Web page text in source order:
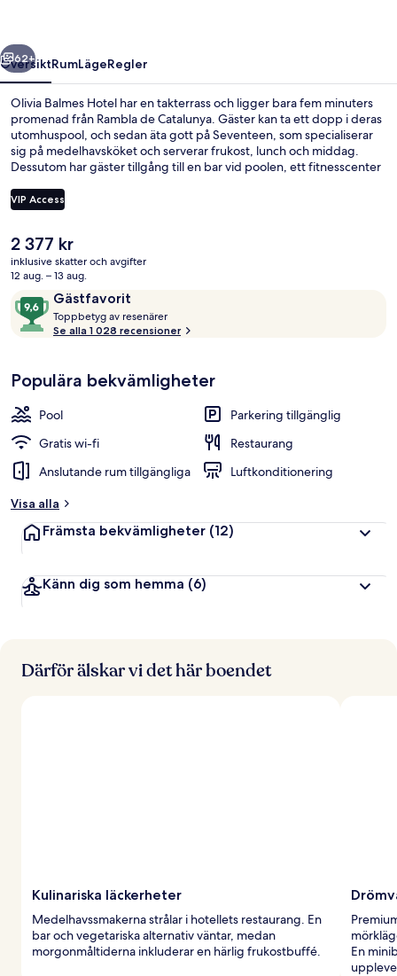
Nästa
62+
ÖversiktRumLägeRegler
Olivia Balmes Hotel har en takterrass och ligger bara fem minuters
promenad från Rambla de Catalunya. Gäster kan ta ett dopp i deras
utomhuspool, och sedan äta gott på Seventeen, som specialiserar
sig på medelhavsköket och serverar frukost, lunch och middag.
Dessutom har gäster tillgång till en bar vid poolen, ett fitnesscenter
och den hjälpsamma personalen. Boendet ligger bara en kort
promenad från kollektivtrafik. Till Provenca Station tar det 2 minuter
VIP Access
Det
nuvarande
priset
2 377 kr
2 377 kr
inklusive skatter och avgifter
12 aug. – 13 aug.
RecensionerGästfavorit
9,6
av
10,
Toppbetyg av resenärer
o
b
a
r
e
n
Se alla 1 028 recensioner
Populära bekvämligheter
Pool
Parkering tillgänglig
Gratis wi-fi
Restaurang
Anslutande rum tillgängliga
Luftkonditionering
Visa alla
Främsta bekvämligheter (12)
Känn dig som hemma (6)
Därför älskar vi det här boendet
Kulinariska läckerheter
Medelhavssmakerna strålar i hotellets restaurang. En
bar och vegetariska alternativ väntar, medan
morgonmåltiderna inkluderar en härlig frukostbuffé.
En